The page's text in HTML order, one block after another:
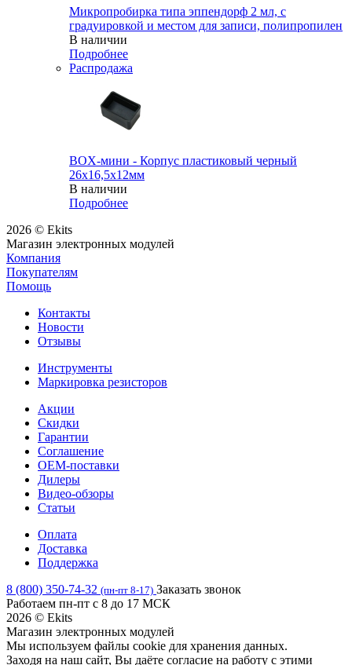
Микропробирка типа эппендорф 2 мл, с
градуировкой и местом для записи, полипропилен
В наличии
Подробнее
Распродажа
BOX-мини - Корпус пластиковый черный
26х16,5х12мм
В наличии
Подробнее
2026 © Ekits
Магазин электронных модулей
Компания
Покупателям
Помощь
Контакты
Новости
Отзывы
Инструменты
Маркировка резисторов
Акции
Скидки
Гарантии
Соглашение
OEM-поставки
Дилеры
Видео-обзоры
Статьи
Оплата
Доставка
Поддержка
8 (800) 350-74-32 (пн-пт 8-17) Заказать звонок
Работаем пн-пт с 8 до 17 МСК
2026 © Ekits
Магазин электронных модулей
Мы используем файлы cookie для хранения данных.
Заходя на наш сайт, Вы даёте согласие на работу с этими